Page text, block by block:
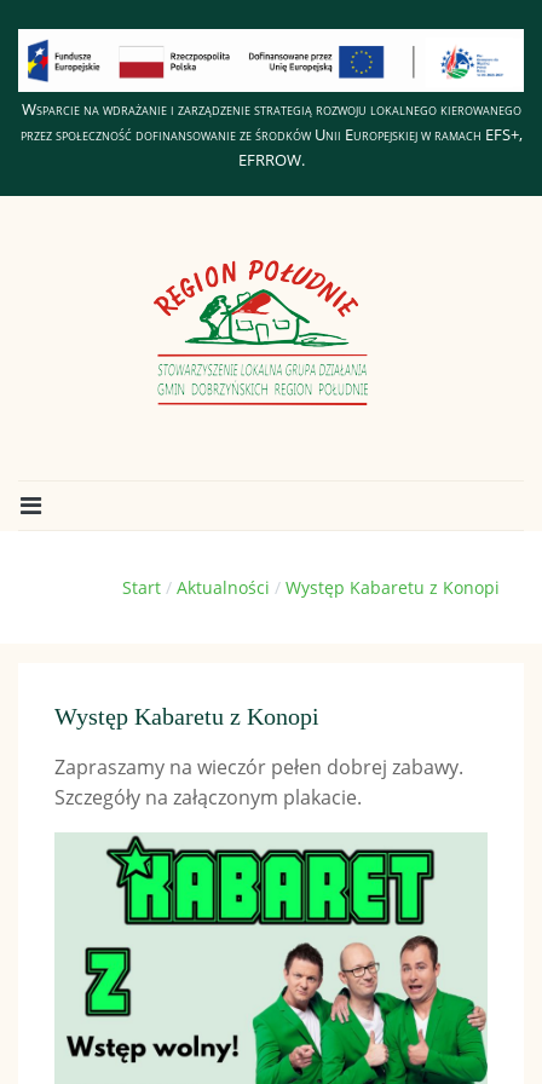
Wsparcie na wdrażanie i zarządzenie strategią rozwoju lokalnego kierowanego
przez społeczność dofinansowanie ze środków Unii Europejskiej w ramach EFS+,
EFRROW.
Start Aktualności Występ Kabaretu z Konopi
Występ Kabaretu z Konopi
Zapraszamy na wieczór pełen dobrej zabawy.
Szczegóły na załączonym plakacie.